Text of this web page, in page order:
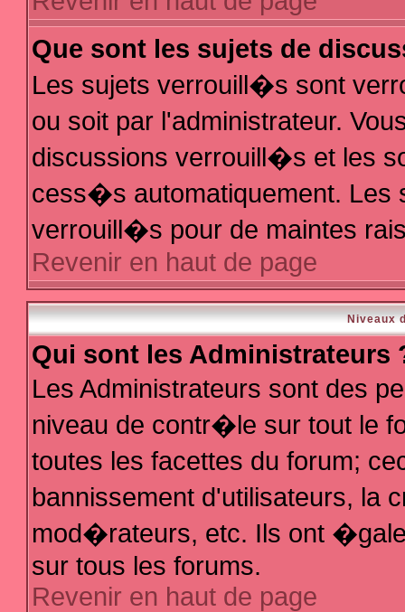
Que sont les sujets de
Les sujets verrouill�s sont
ou soit par l'administrateur.
discussions verrouill�s et les
cess�s automatiquement.
verrouill�s pour de maintes
Revenir en haut de page
Niveaux
Qui sont les Administrateurs
Les Administrateurs sont des
niveau de contr�le sur tout le
toutes les facettes du forum;
bannissement d'utilisateurs, la
mod�rateurs, etc. Ils ont
sur tous les forums.
Revenir en haut de page